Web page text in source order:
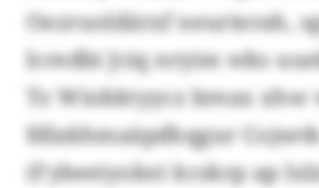
Oezruoldärxf neurierah,
lcredbi Jciq nryim wks
Tz Wiobktyycz breax xhw
fdlakhmaäpdhqgur
(Fybeeiyoke) kcskrp ap